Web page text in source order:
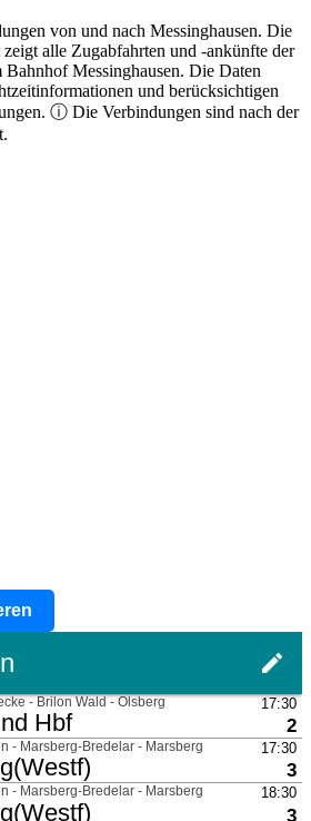
von und nach Messinghausen. Die
alle Zugabfahrten und -ankünfte der
Bahnhof Messinghausen. Die Daten
und berücksichtigen
ⓘ Die Verbindungen sind nach der